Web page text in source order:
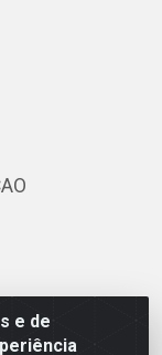
e de